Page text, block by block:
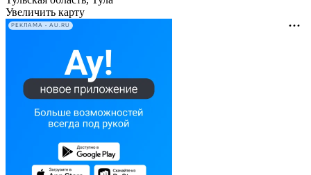
Увеличить карту
РЕКЛАМА • AU.RU